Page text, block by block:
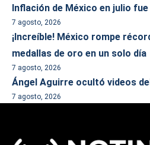
Inflación de México en julio fue
7 agosto, 2026
¡Increíble! México rompe
medallas de oro en un solo día
7 agosto, 2026
Ángel Aguirre ocultó videos
7 agosto, 2026